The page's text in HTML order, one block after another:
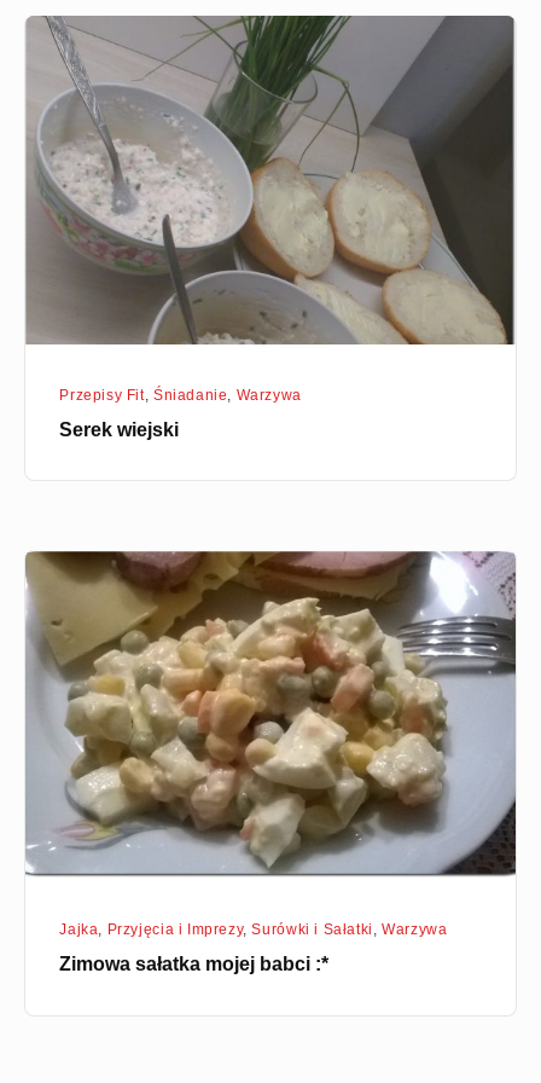
Serek
wiejski
Przepisy Fit, Śniadanie, Warzywa
Serek wiejski
Zimowa
mojej
babci
Jajka, Przyjęcia i Imprezy,Surówki i Sałatki ,Warzywa
Zimowa sałatka mojej babci :*